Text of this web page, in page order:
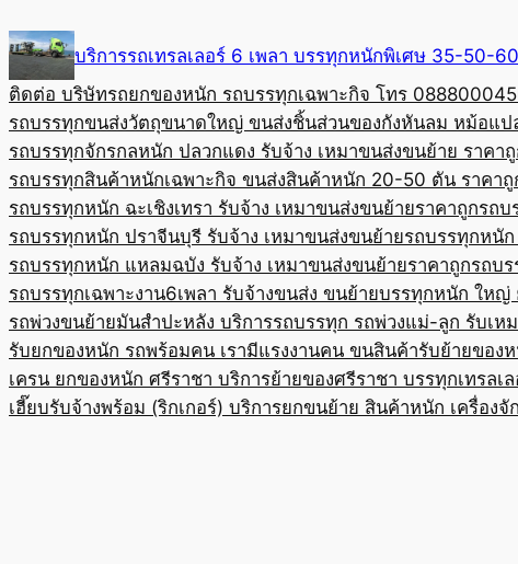
to
content
บริการรถเทรลเลอร์ 6 เพลา บรรทุกหนักพิเศษ 35-
ติดต่อ บริษัทรถยกของหนัก รถบรรทุกเฉพาะกิจ โทร
รถบรรทุกขนส่งวัตถุขนาดใหญ่ ขนส่งชิ้นส่วนของกังหันลม หม้อแ
รถบรรทุกจักรกลหนัก ปลวกแดง รับจ้าง เหมาขนส่งขนย้าย ราคา
รถบรรทุกสินค้าหนักเฉพาะกิจ ขนส่งสินค้าหนัก 20-50 ตัน ราคา
รถบรรทุกหนัก ฉะเชิงเทรา รับจ้าง เหมาขนส่งขนย้ายราคาถูกรถบ
รถบรรทุกหนัก ปราจีนบุรี รับจ้าง เหมาขนส่งขนย้ายรถบรรทุกหนั
รถบรรทุกหนัก แหลมฉบัง รับจ้าง เหมาขนส่งขนย้ายราคาถูกรถบ
รถบรรทุกเฉพาะงาน6เพลา รับจ้างขนส่ง ขนย้ายบรรทุกหนัก ใหญ่
รถพ่วงขนย้ายมันสำปะหลัง บริการรถบรรทุก รถพ่วงแม่-ลูก รับเห
รับยกของหนัก รถพร้อมคน เรามีแรงงานคน ขนสินค้ารับย้ายของ
เครน ยกของหนัก ศรีราชา บริการย้ายของศรีราชา บรรทุกเทรลเ
เฮี๊ยบรับจ้างพร้อม (ริกเกอร์) บริการยกขนย้าย สินค้าหนัก เครื่องจั